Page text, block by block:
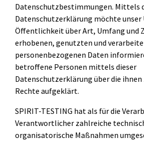
Datenschutzbestimmungen. Mittels
Datenschutzerklärung möchte unser
Öffentlichkeit über Art, Umfang und
erhobenen, genutzten und
personenbezogenen Daten
betroffene Personen mittels dieser
Datenschutzerklärung über die ihnen
Rechte aufgeklärt.
SPIRIT-TESTING hat als für die
Verantwortlicher zahlreiche
organisatorische Maßnahmen